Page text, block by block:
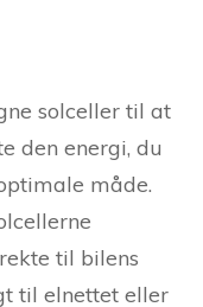
solceller til at
den energi, du
måde.
til bilens
til elnettet eller